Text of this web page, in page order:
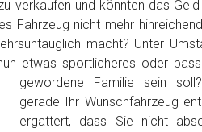
verkaufen und könnten das
Fahrzeug nicht mehr
macht? Unter
etwas sportlicheres oder
gewordene Familie sein
gerade Ihr Wunschfahrzeug
ergattert, dass Sie nicht